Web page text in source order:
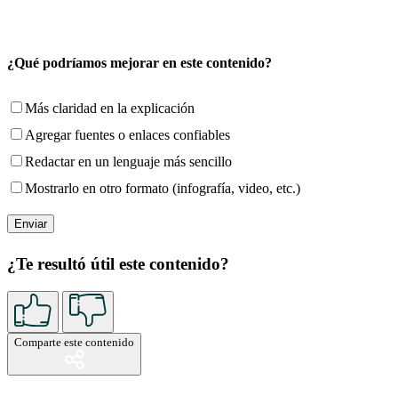
¿Qué podríamos mejorar en este contenido?
Más claridad en la explicación
Agregar fuentes o enlaces confiables
Redactar en un lenguaje más sencillo
Mostrarlo en otro formato (infografía, video, etc.)
¿Te resultó útil este contenido?
Comparte este contenido